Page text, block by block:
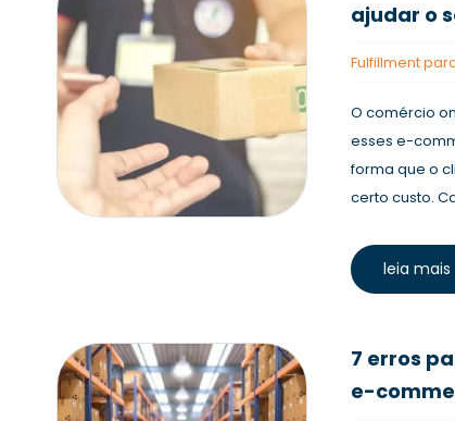
ajudar o
Fulfillment
O comércio
esses e-
forma que o
certo custo.
leia mais
7 erros
e-